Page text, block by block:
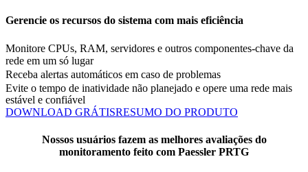
Gerencie os recursos do sistema com mais eficiência
Monitore CPUs, RAM, servidores e outros componentes-chave da
rede em um só lugar
Receba alertas automáticos em caso de problemas
Evite o tempo de inatividade não planejado e opere uma rede mais
estável e confiável
DOWNLOAD GRÁTISRESUMO DO PRODUTO
Nossos usuários fazem as melhores avaliações do
monitoramento feito com Paessler PRTG